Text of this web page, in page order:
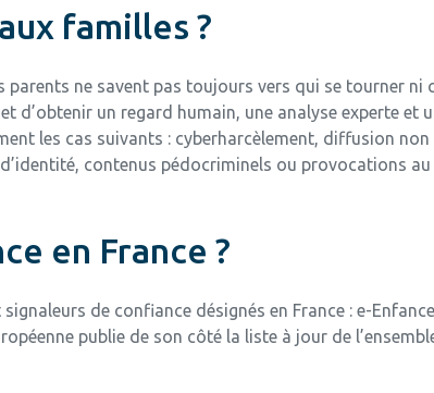
familles ?
ne savent pas toujours vers qui se tourner ni
d’obtenir un regard humain, une analyse experte et
les cas suivants : cyberharcèlement, diffusion non
contenus pédocriminels ou provocations au
en France ?
de confiance désignés en France : e-Enfance,
publie de son côté la liste à jour de